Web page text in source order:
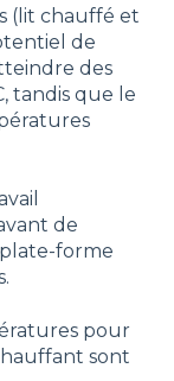
(lit chauffé et
de
des
tandis que le
de
forme
pour
sont